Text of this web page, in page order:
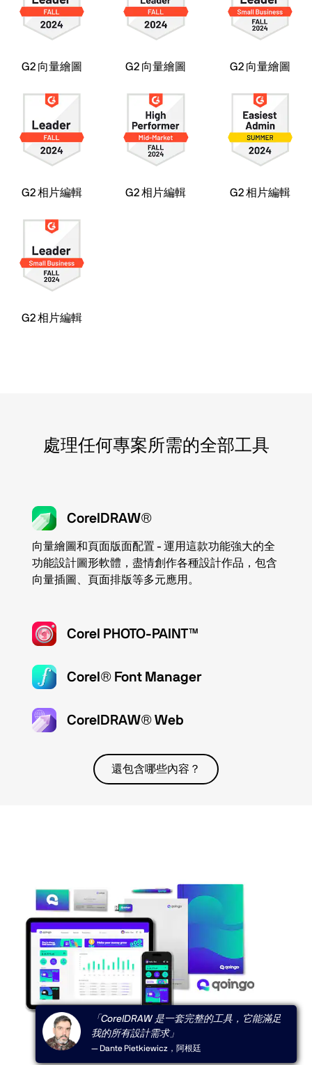
G2 向量繪圖 G2 向量繪圖 G2 向量繪圖
G2 相片編輯 G2 相片編輯 G2 相片編輯
G2 相片編輯
處理任何專案所需的全部工具
CorelDRAW®
向量繪圖和頁面版面配置 - 運用這款功能強大的全
功能設計圖形軟體，盡情創作各種設計作品，包含
向量插圖、頁面排版等多元應用。
Corel PHOTO-PAINT™
Corel® Font Manager
CorelDRAW® Web
還包含哪些內容？
「CorelDRAW 是一套完整的工具，它能滿足
我的所有設計需求」
— Dante Pietkiewicz，阿根廷